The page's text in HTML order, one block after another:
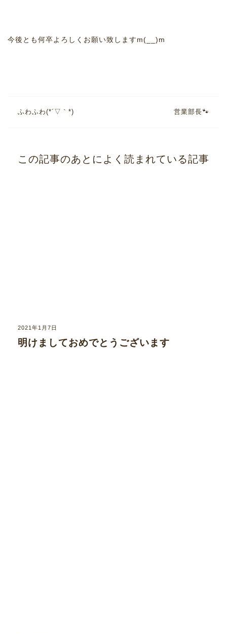
今後とも何卒よろしくお願い致しますm(__)m
ふわふわ(*´▽｀*) 営業部長🐾
この記事のあとによく読まれている記事
2021年1月7日
明けましておめでとうございます